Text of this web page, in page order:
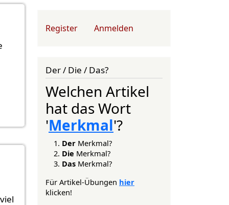
User account menu
Register Anmelden
Der / Die / Das?
Welchen Artikel
hat das Wort
'Merkmal'?
Der Merkmal?
Die Merkmal?
Das Merkmal?
Für Artikel-Übungen hier
klicken!